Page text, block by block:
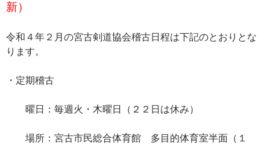
新）
令和４年２月の宮古剣道協会稽古日程は下記のとおりとな
ります。
・定期稽古
曜日：毎週火・木曜日（２２日は休み）
場所：宮古市民総合体育館 多目的体育室半面（１